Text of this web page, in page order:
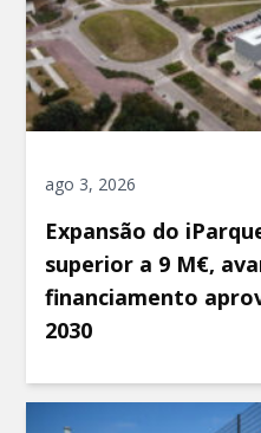
ago 3, 2026
Expansão do
superior a 9 M€,
financiamento
2030